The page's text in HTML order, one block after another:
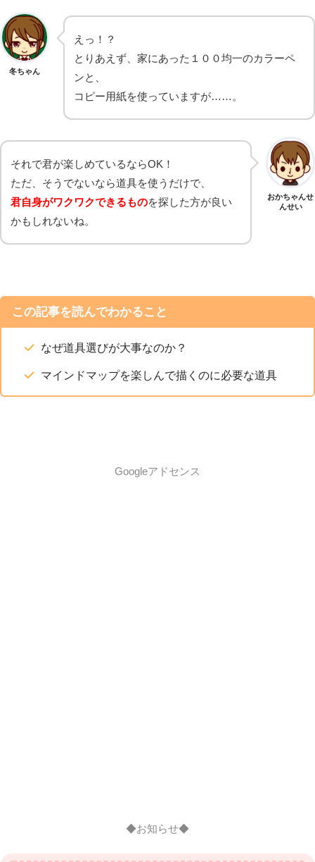
冬ちゃん
えっ！？
とりあえず、家にあった１００均一のカラーペ
ンと、
コピー用紙を使っていますが……。
おかちゃんせ
んせい
それで君が楽しめているならOK！
ただ、そうでないなら道具を使うだけで、
君自身がワクワクできるものを探した方が良い
かもしれないね。
この記事を読んでわかること
なぜ道具選びが大事なのか？
マインドマップを楽しんで描くのに必要な道具
Googleアドセンス
◆お知らせ◆